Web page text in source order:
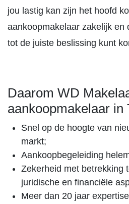
jou lastig kan zijn het hoofd
aankoopmakelaar zakelijk en
tot de juiste beslissing kunt
Daarom WD
aankoopmakelaar in
Snel op de hoogte van
markt;
Aankoopbegeleiding
Zekerheid met betrekking
juridische en financiële
Meer dan 20 jaar